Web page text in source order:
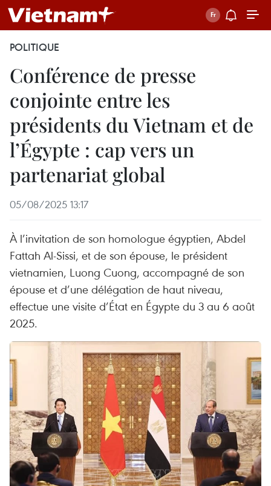
POLITIQUE
Conférence de presse
conjointe entre les
présidents du Vietnam et de
l’Égypte : cap vers un
partenariat global
05/08/2025 13:17
À l’invitation de son homologue égyptien, Abdel
Fattah Al-Sissi, et de son épouse, le président
vietnamien, Luong Cuong, accompagné de son
épouse et d’une délégation de haut niveau,
effectue une visite d’État en Égypte du 3 au 6 août
2025.